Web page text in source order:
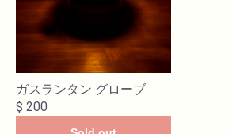
ガスランタン グローブ
$ 200